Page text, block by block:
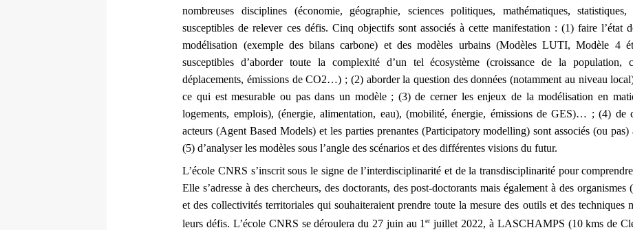
nombreuses disciplines (économie, géographie, sciences politiques, mathématiques,
susceptibles de relever ces défis. Cinq objectifs sont associés à cette manifestation : (1) faire l’état
modélisation (exemple des bilans carbone) et des modèles urbains (Modèles LUTI, Modèle 4
susceptibles d’aborder toute la complexité d’un tel écosystème (croissance de la population,
déplacements, émissions de CO2…) ; (2) aborder la question des données (notamment au niveau
ce qui est mesurable ou pas dans un modèle ; (3) de cerner les enjeux de la modélisation en
logements, emplois), (énergie, alimentation, eau), (mobilité, énergie, émissions de GES)… ; (4) de
acteurs (Agent Based Models) et les parties prenantes (Participatory modelling) sont associés (ou pas)
(5) d’analyser les modèles sous l’angle des scénarios et des différentes visions du futur.
L’école CNRS s’inscrit sous le signe de l’interdisciplinarité et de la transdisciplinarité pour
Elle s’adresse à des chercheurs, des doctorants, des post-doctorants mais également à des
et des collectivités territoriales qui souhaiteraient prendre toute la mesure des outils et des techniques
leurs défis. L’école CNRS se déroulera du 27 juin au 1er juillet 2022, à LASCHAMPS (10 kms de